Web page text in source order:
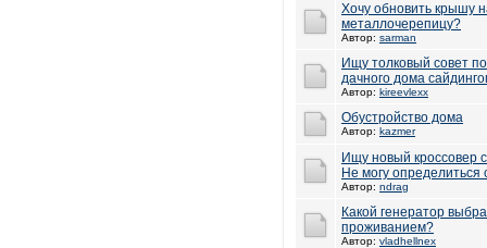
Хочу обновить крышу
металлочерепицу?
Автор: sarman
Ищу толковый совет
дачного дома
Автор: kireevlexx
Обустройство дома
Автор: kazmer
Ищу новый кроссовер
Не могу
Автор: ndrag
Какой генератор
проживанием?
Автор: vladhellnex